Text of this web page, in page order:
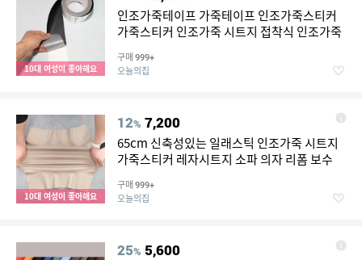
10대 여성이 좋아해요
인조가죽테이프 가죽테이프 인조가죽스티커
가죽스티커 인조가죽 시트지 접착식 인조가죽
구매 999+
오늘의집
10대 여성이 좋아해요
12% 7,200
65cm 신축성있는 일래스틱 인조가죽 시트지
가죽스티커 레자시트지 소파 의자 리폼 보수
구매 999+
오늘의집
25% 5,600